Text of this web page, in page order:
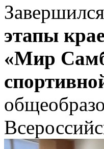
Завершился
этапы
«Мир